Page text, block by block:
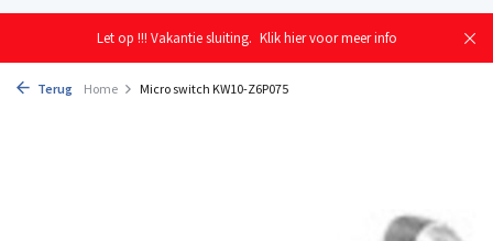
Let op !!! Vakantie sluiting. Klik hier voor meer info
Terug Home Micro switch KW10-Z6P075